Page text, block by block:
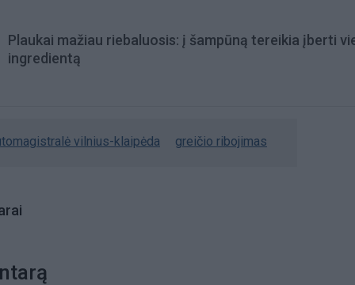
Plaukai mažiau riebaluosis: į šampūną tereikia įberti
ingredientą
vilnius-klaipėda greičio ribojimas